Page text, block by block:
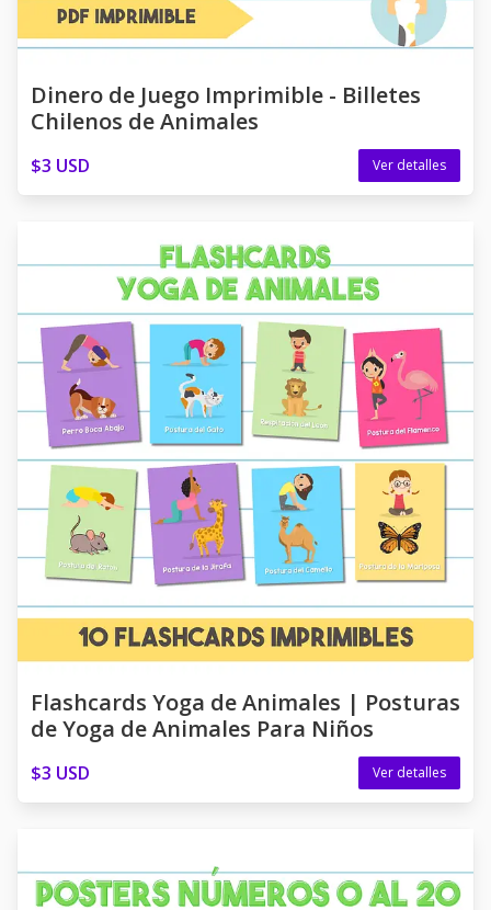
Dinero de Juego Imprimible - Billetes
Chilenos de Animales
$3 USD Ver detalles
Flashcards Yoga de Animales | Posturas
de Yoga de Animales Para Niños
$3 USD Ver detalles